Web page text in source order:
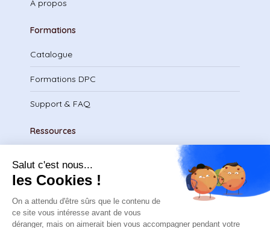
À propos
Formations
Catalogue
Formations DPC
Support & FAQ
Ressources
Cas clients
Recrutement